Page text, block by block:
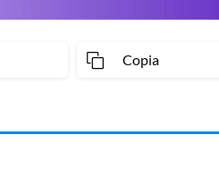
Copia